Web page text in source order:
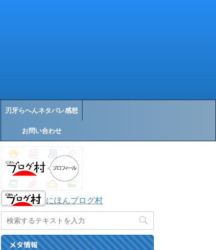
刃牙らへんネタバレ感想
お問い合わせ
にほんブログ村
メタ情報